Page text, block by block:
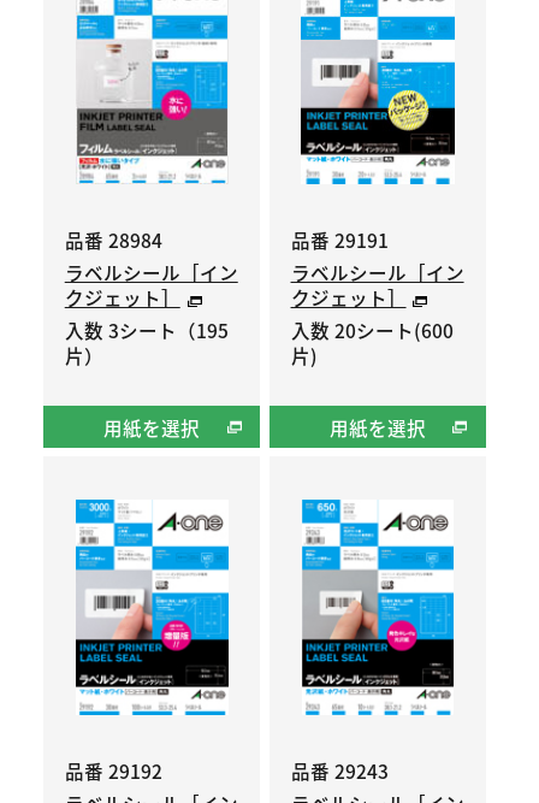
品番 28984
ラベルシール［イン
クジェット］
入数 3シート（195
片）
用紙を選択
品番 29191
ラベルシール［イン
クジェット］
入数 20シート(600
片)
用紙を選択
品番 29192
品番 29243